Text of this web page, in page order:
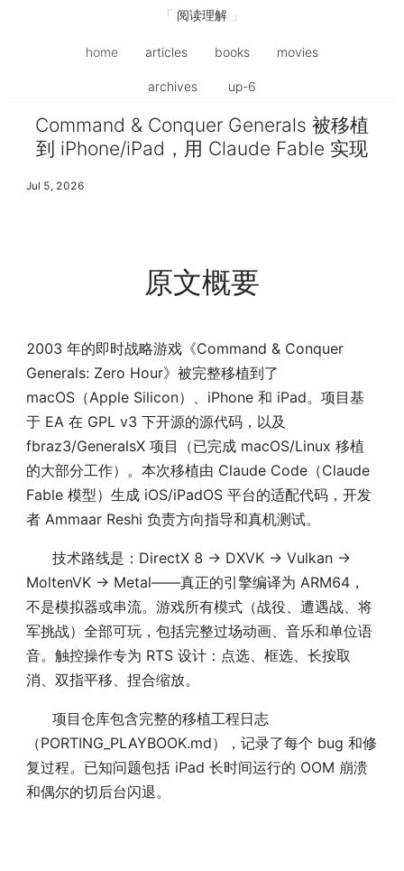
阅读理解
home articles books movies
archives up-6
Command & Conquer Generals 被移植
到 iPhone/iPad，用 Claude Fable 实现
Jul 5, 2026
原文概要
2003 年的即时战略游戏《Command & Conquer
Generals: Zero Hour》被完整移植到了
macOS（Apple Silicon）、iPhone 和 iPad。项目基
于 EA 在 GPL v3 下开源的源代码，以及
fbraz3/GeneralsX 项目（已完成 macOS/Linux 移植
的大部分工作）。本次移植由 Claude Code（Claude
Fable 模型）生成 iOS/iPadOS 平台的适配代码，开发
者 Ammaar Reshi 负责方向指导和真机测试。
技术路线是：DirectX 8 → DXVK → Vulkan →
MoltenVK → Metal——真正的引擎编译为 ARM64，
不是模拟器或串流。游戏所有模式（战役、遭遇战、将
军挑战）全部可玩，包括完整过场动画、音乐和单位语
音。触控操作专为 RTS 设计：点选、框选、长按取
消、双指平移、捏合缩放。
项目仓库包含完整的移植工程日志
（PORTING_PLAYBOOK.md），记录了每个 bug 和修
复过程。已知问题包括 iPad 长时间运行的 OOM 崩溃
和偶尔的切后台闪退。